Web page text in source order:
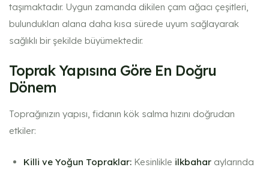
taşımaktadır. Uygun zamanda dikilen çam ağacı çeşitleri,
bulundukları alana daha kısa sürede uyum sağlayarak
sağlıklı bir şekilde büyümektedir.
Toprak Yapısına Göre En Doğru
Dönem
Toprağınızın yapısı, fidanın kök salma hızını doğrudan
etkiler:
Killi ve Yoğun Topraklar: Kesinlikle ilkbahar aylarında